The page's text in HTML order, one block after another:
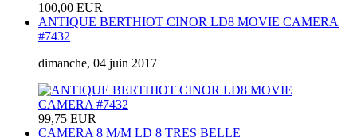
100,00 EUR
ANTIQUE BERTHIOT CINOR LD8 MOVIE CAMERA
#7432
dimanche, 04 juin 2017
99,75 EUR
CAMERA 8 M/M LD 8 TRES BELLE